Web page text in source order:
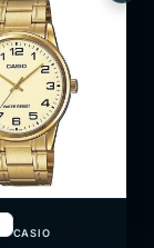
CASIO